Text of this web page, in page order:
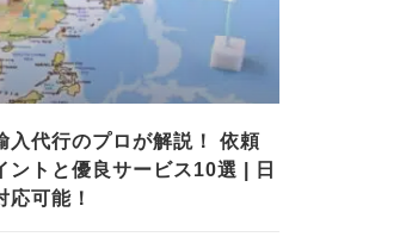
入代行のプロが解説！ 依頼
ントと優良サービス10選 | 日
応可能！